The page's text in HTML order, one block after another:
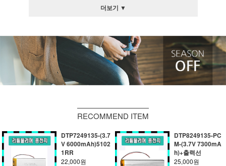
더보기 ▼
RECOMMEND ITEM
DTP7249135-(3.7
V 6000mAh)5102
1RR
22,000원
DTP8249135-PC
M-(3.7V 7300mA
h)+출력선
25,000원